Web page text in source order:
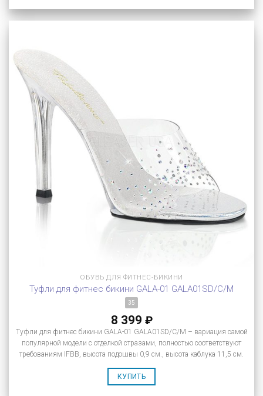
ОБУВЬ ДЛЯ ФИТНЕС-БИКИНИ
Туфли для фитнес бикини GALA-01 GALA01SD/C/M
35
8 399 ₽
Туфли для фитнес бикини GALA-01 GALA01SD/C/M – вариация самой
популярной модели с отделкой стразами, полностью соответствуют
требованиям IFBB, высота подошвы 0,9 см., высота каблука 11,5 см.
КУПИТЬ